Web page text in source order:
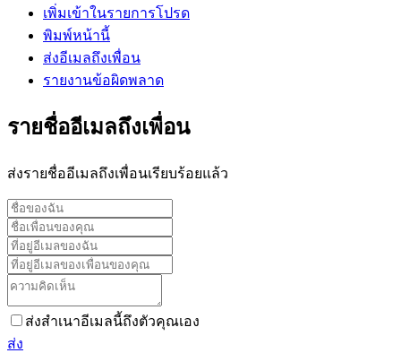
เพิ่มเข้าในรายการโปรด
พิมพ์หน้านี้
ส่งอีเมลถึงเพื่อน
รายงานข้อผิดพลาด
รายชื่ออีเมลถึงเพื่อน
ส่งรายชื่ออีเมลถึงเพื่อนเรียบร้อยแล้ว
ส่งสำเนาอีเมลนี้ถึงตัวคุณเอง
ส่ง